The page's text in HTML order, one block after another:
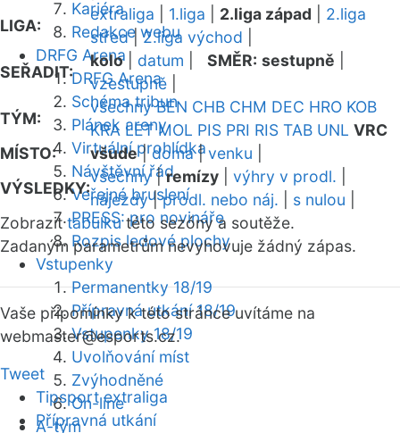
Kariéra
Redakce webu
DRFG Arena
DRFG Arena
Schéma tribun
Plánek areny
Virtuální prohlídka
Návštěvní řád
Veřejné bruslení
PRESS: pro novináře
Rozpis ledové plochy
Vstupenky
Permanentky 18/19
Přípravná utkání 18/19
Vstupenky 18/19
Uvolňování míst
Zvýhodněné
On-line
A-tým
LIGA:
extraliga 1.liga 2.liga západ
2.liga
střed|2.liga východ
SEŘADIT:
kolo| datum SMĚR: sestupně
vzestupně
TÝM:
všechny BEN CHB CHM DEC HRO KOB
KRA LET MOL PIS PRI RIS TAB UNL VRC
MÍSTO:
všude|doma|venku
VÝSLEDKY:
všechny|remízy výhry v prodl.
nájezdy|prodl. nebo náj. s nulou
Zobrazittabulkutéto sezóny a soutěže.
Zadaným parametrům nevyhovuje žádný zápas.
Vaše připomínky k této stránce uvítáme na
webmaster@esports.cz.
Tweet
Tipsport extraliga
Přípravná utkání